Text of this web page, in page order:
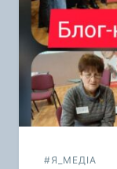
#Я_МЕДІА